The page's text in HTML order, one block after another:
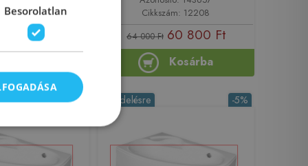
72864
51 300 Ft
Cikkszám: 12208
64 000 Ft 60 800 Ft
Kosárba
-5% -5%
Rendelésre
Besorolatlan